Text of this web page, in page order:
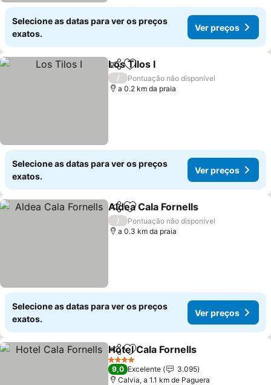
Selecione as datas para ver os preços
exatos.
Ver preços
PartilharAdicionar aos favoritos
Los Tilos I
/
Pontuação não disponível
a 0.2 km da praia
Selecione as datas para ver os preços
exatos.
Ver preços
PartilharAdicionar aos favoritos
Aldea Cala Fornells
/
Pontuação não disponível
a 0.3 km da praia
Selecione as datas para ver os preços
exatos.
Ver preços
PartilharAdicionar aos favoritos
Hotel Cala Fornells
4 Estrelas
9,0 Excelente
3.095
Calvia, a 1.1 km de Paguera